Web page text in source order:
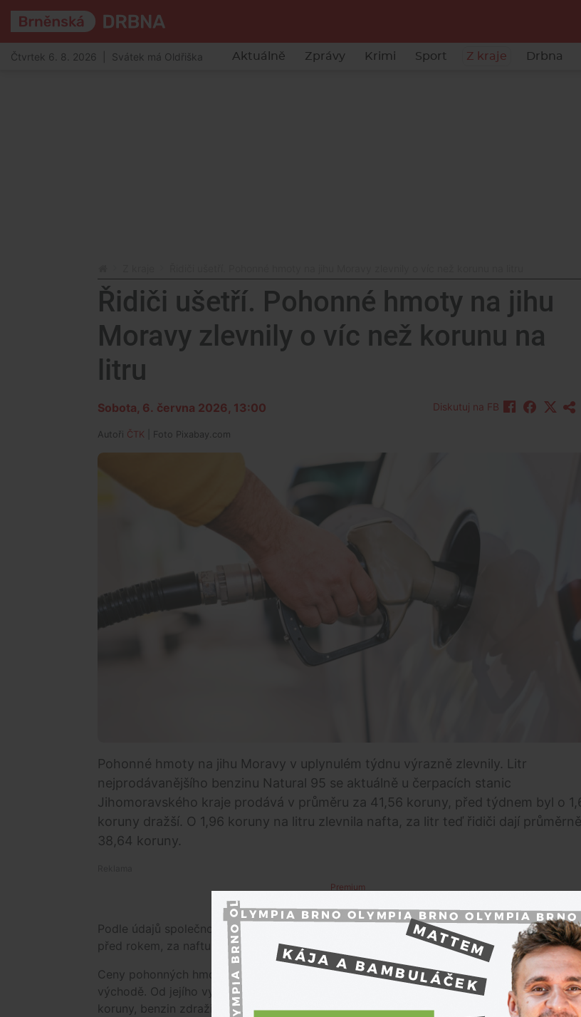
Čtvrtek 6. 8. 2026 | Svátek má Oldřiška Aktuálně Zprávy Krimi Sport Z kraje Drbna
Řidiči ušetří. Pohonné hmoty na jihu
Moravy zlevnily o víc než korunu na
litru
Sobota, 6. června 2026, 13:00 Diskutuj na FB
Autoři ČTK | Foto Pixabay.com
Pohonné hmoty na jihu Moravy v uplynulém týdnu výrazně zlevnily. Litr
nejprodávanějšího benzinu Natural 95 se aktuálně u čerpacích stanic
Jihomoravského kraje prodává v průměru za 41,56 koruny, před týdnem byl o
koruny dražší. O 1,96 koruny na litru zlevnila nafta, za litr teď řidiči dají průměrně
38,64 koruny.
Premium
Podle údajů společnosti CCS, která ceny sleduje, je benzin o 7,69 koruny na litru dražší
před rokem, za naftu tehdy motoristé platili o 6,32 koruny na litru méně.
Ceny pohonných hmot od konce února výrazně rostly v souvislosti s válkou na Blízkém
východě. Od jejího vypuknutí 28. února se cena nafty v Jihomoravském kraji zvýšila o
koruny, benzin zdražil o 7,83 koruny. Ministerstvo financí kvůli vysokým cenám paliv